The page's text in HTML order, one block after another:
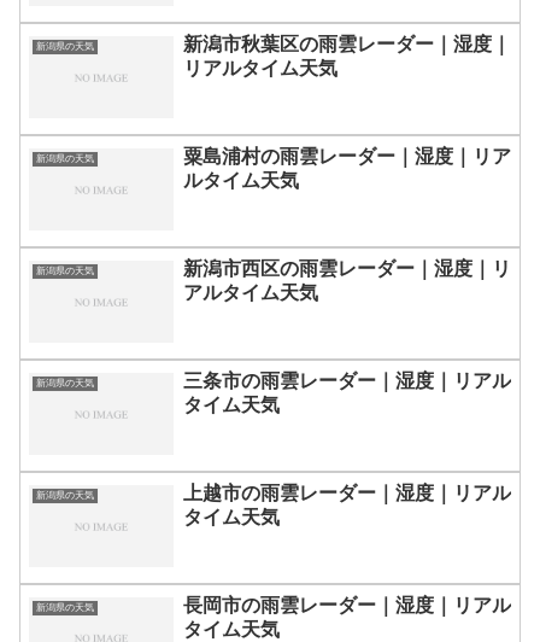
新潟県の天気
新潟市秋葉区の雨雲レーダー｜湿度｜
リアルタイム天気
新潟県の天気
粟島浦村の雨雲レーダー｜湿度｜リア
ルタイム天気
新潟県の天気
新潟市西区の雨雲レーダー｜湿度｜リ
アルタイム天気
新潟県の天気
三条市の雨雲レーダー｜湿度｜リアル
タイム天気
新潟県の天気
上越市の雨雲レーダー｜湿度｜リアル
タイム天気
新潟県の天気
長岡市の雨雲レーダー｜湿度｜リアル
タイム天気